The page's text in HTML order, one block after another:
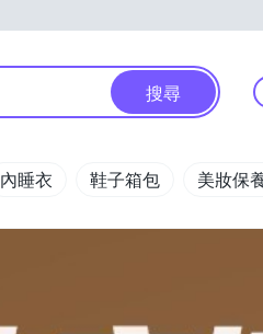
搜尋
內睡衣 鞋子箱包 美妝保